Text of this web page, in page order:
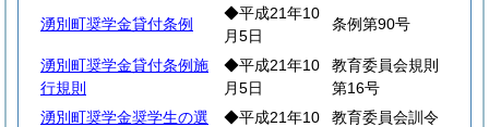
湧別町奨学金貸付条例
◆平成21年10
月5日
条例第90号
湧別町奨学金貸付条例施
行規則
◆平成21年10
月5日
教育委員会規則
第16号
湧別町奨学金奨学生の選
◆平成21年10
教育委員会訓令